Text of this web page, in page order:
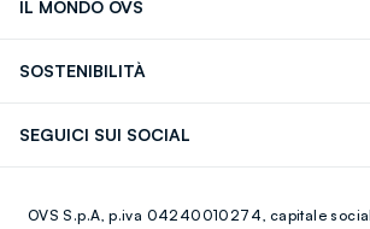
IL MONDO OVS
Giftcard
SOSTENIBILITÀ
SEGUICI SUI SOCIAL
Youtube Linkedin
OVS S.p.A, p.iva 04240010274, capitale